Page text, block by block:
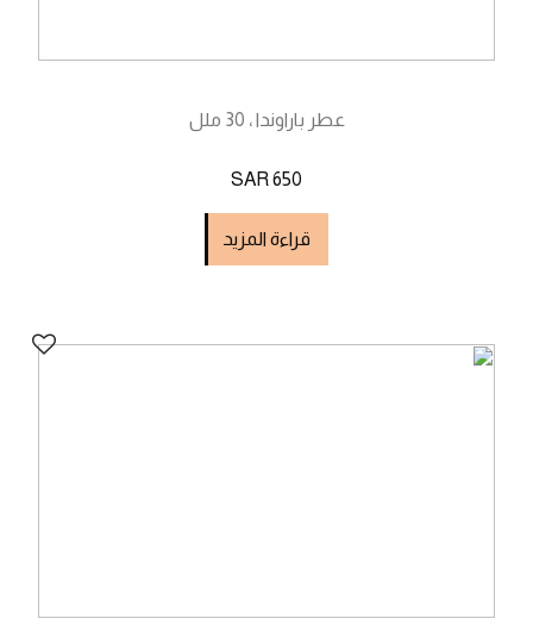
عطر باراوندا ، 30 ملل
SAR 650
قراءة المزيد